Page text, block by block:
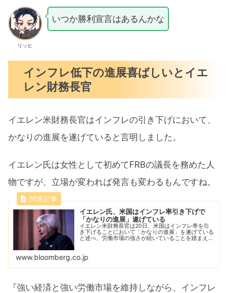
リッヒ
いつか勝利宣言はあるんかな
インフレ低下の進展喜ばしいとイエ
レン財務長官
イエレン米財務長官はインフレの引き下げにおいて、
かなりの進展を遂げていると言明しました。
イエレン氏は女性として初めてFRBの議長を務めた人
物ですが、立場が変われば発言も変わるもんですね。
イエレン氏、米国はインフレ率引き下げで
「かなりの進展」遂げている
イエレン米財務長官は20日、米国はインフレ率を引
き下げることにおいて「かなりの進展」を遂げている
と述べ、労働市場の強さが続いていることを踏まえれ
www.bloomberg.co.jp
『強い経済と強い労働市場を維持しながら、インフレ